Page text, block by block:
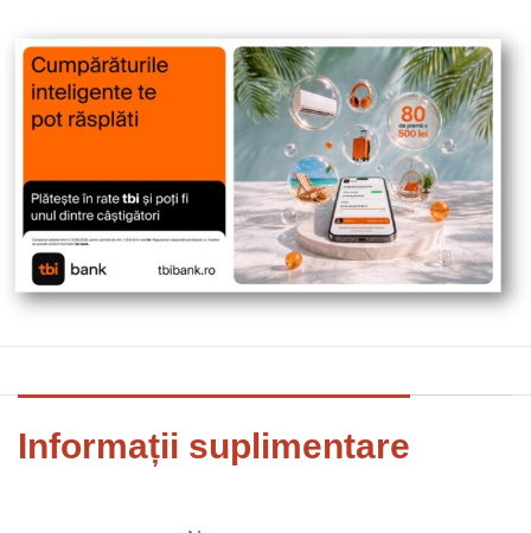
Informații suplimentare